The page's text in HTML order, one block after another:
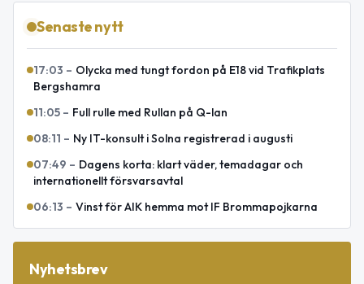
Senaste nytt
17:03 – Olycka med tungt fordon på E18 vid Trafikplats
Bergshamra
11:05 – Full rulle med Rullan på Q-lan
08:11 – Ny IT-konsult i Solna registrerad i augusti
07:49 – Dagens korta: klart väder, temadagar och
internationellt försvarsavtal
06:13 – Vinst för AIK hemma mot IF Brommapojkarna
Nyhetsbrev